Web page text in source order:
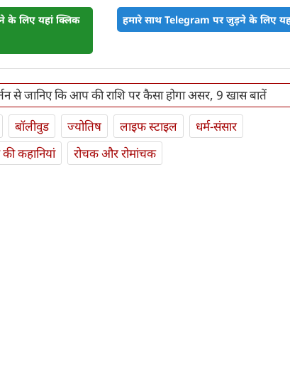
के लिए यहां क्लिक
हमारे साथ Telegram पर जुड़ने के लिए
से जानिए कि आप की राशि पर कैसा होगा असर, 9 खास बातें
बॉलीवुड ज्योतिष लाइफ स्‍टाइल
धर्म-संसार
कहानियां रोचक और रोमांचक